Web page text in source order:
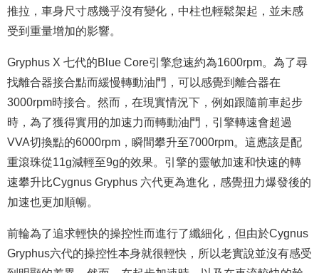
推拉，車身尺寸感幾乎沒有變化，中柱也輕鬆架起，並未感
受到重量增加的影響。
Gryphus X 七代的Blue Core引擎怠速約為1600rpm。為了尋
找離合器接合點而緩慢轉動油門，可以感覺到離合器在
3000rpm時接合。然而，在現實情況下，例如跟隨前車起步
時，為了獲得實用的加速力而轉動油門，引擎轉速會超過
VVA切換點的6000rpm，瞬間攀升至7000rpm。這應該是配
重滾珠從11g減輕至9g的效果。引擎的靈敏加速和快速的轉
速攀升比Cygnus Gryphus 六代更為進化，感覺扭力爆發後的
加速也更加順暢。
前輪為了追求輕快的操控性而進行了纖細化，但由於Cygnus
Gryphus六代的操控性本身就很輕快，所以老實說並沒有感受